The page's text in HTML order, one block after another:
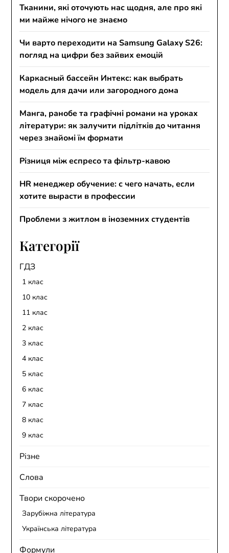
Тканини, які оточують нас щодня, але про які
ми майже нічого не знаємо
Чи варто переходити на Samsung Galaxy S26:
погляд на цифри без зайвих емоцій
Каркасный бассейн Интекс: как выбрать
модель для дачи или загородного дома
Манга, ранобе та графічні романи на уроках
літератури: як залучити підлітків до читання
через знайомі їм формати
Різниця між еспресо та фільтр-кавою
HR менеджер обучение: с чего начать, если
хотите вырасти в профессии
Проблеми з житлом в іноземних студентів
Категорії
ГДЗ
1 клас
10 клас
11 клас
2 клас
3 клас
4 клас
5 клас
6 клас
7 клас
8 клас
9 клас
Різне
Слова
Твори скорочено
Зарубіжна література
Українська література
Формули